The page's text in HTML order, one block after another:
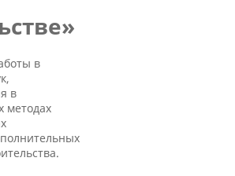
в
в
методах